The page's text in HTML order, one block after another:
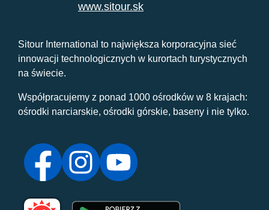
www.sitour.sk
Sitour International to największa korporacyjna sieć
innowacji technologicznych w kurortach turystycznych
na świecie.
Współpracujemy z ponad 1000 ośrodków w 8 krajach:
ośrodki narciarskie, ośrodki górskie, baseny i nie tylko.